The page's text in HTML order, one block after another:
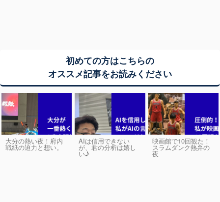
初めての方はこちらの
オススメ記事をお読みください
大分の熱い夜！府内
戦紙の迫力と想い。
AIは信用できない
が、君の分析は嬉し
い♪
映画館で10回観た！
スラムダンク熱弁の
夜